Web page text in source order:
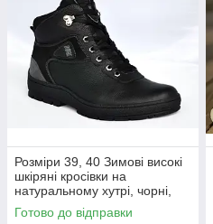
Розміри 39, 40 Зимові високі
шкіряні кросівки на
натуральному хутрі, чорні,
теплі і комфортні Brave 7000
Готово до відправки